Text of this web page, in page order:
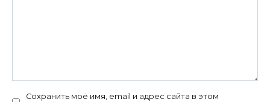
Сохранить моё имя, email и адрес сайта в этом